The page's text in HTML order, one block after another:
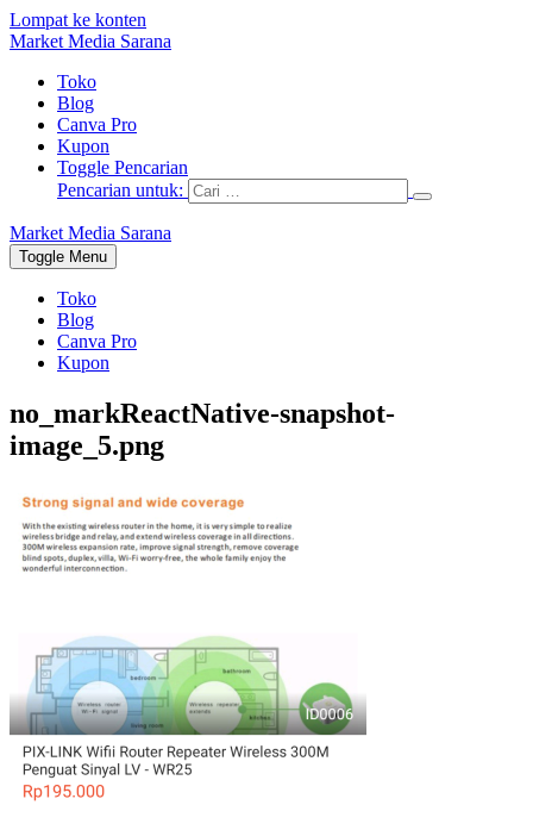
Lompat ke konten
Market Media Sarana
Toko
Blog
Canva Pro
Kupon
Toggle Pencarian
Pencarian untuk:
Market Media Sarana
Toggle Menu
Toko
Blog
Canva Pro
Kupon
no_markReactNative-snapshot-
image_5.png